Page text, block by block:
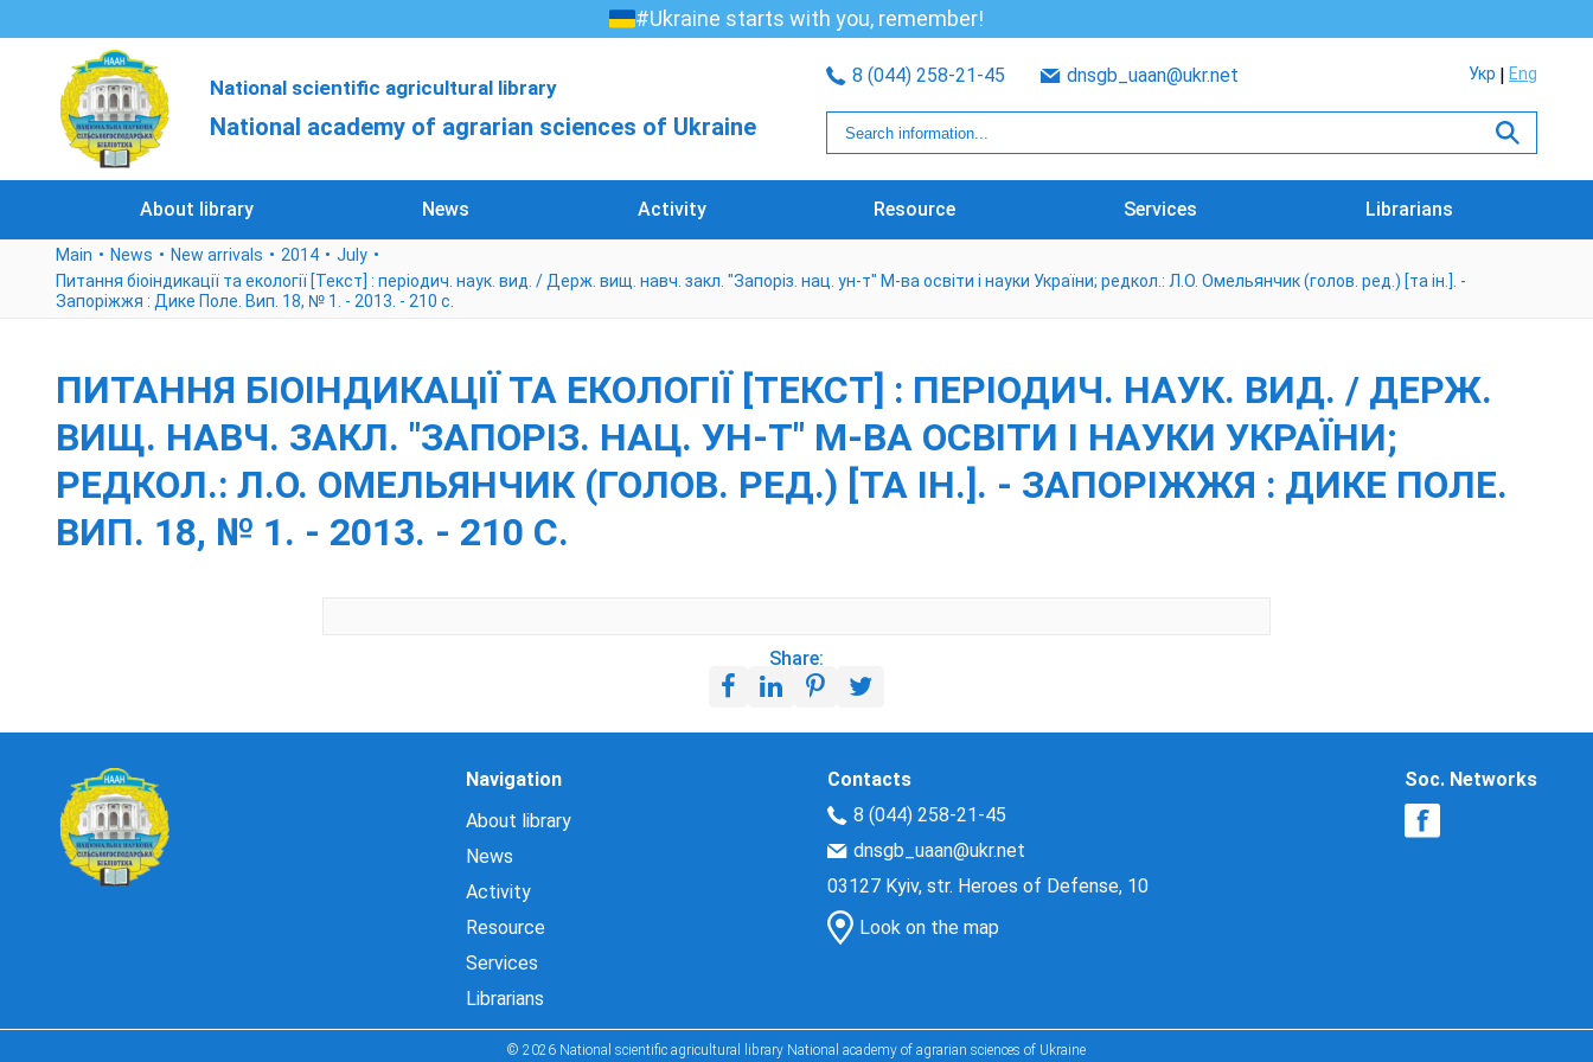
#Ukraine starts with you, remember!
National scientific agricultural library
National academy of agrarian sciences of Ukraine
8 (044) 258-21-45 dnsgb_uaan@ukr.net Укр Eng
About library News Activity Resource Services Librarians
Main News New arrivals 2014
July
Питання біоіндикації та екології [Текст] : періодич. наук. вид. / Держ. вищ. навч. закл. "Запоріз. нац. ун-т" М-ва освіти і науки України; редкол.: Л.О. Омельянчик (голов. ред.) [та ін.]. -
Запоріжжя : Дике Поле. Вип. 18, № 1. - 2013. - 210 с.
ПИТАННЯ БІОІНДИКАЦІЇ ТА ЕКОЛОГІЇ [ТЕКСТ] : ПЕРІОДИЧ. НАУК. ВИД. / ДЕРЖ.
ВИЩ. НАВЧ. ЗАКЛ. "ЗАПОРІЗ. НАЦ. УН-Т" М-ВА ОСВІТИ І НАУКИ УКРАЇНИ;
РЕДКОЛ.: Л.О. ОМЕЛЬЯНЧИК (ГОЛОВ. РЕД.) [ТА ІН.]. - ЗАПОРІЖЖЯ : ДИКЕ ПОЛЕ.
ВИП. 18, № 1. - 2013. - 210 С.
Share:
Navigation
About library
News
Activity
Resource
Services
Librarians
Contacts
8 (044) 258-21-45
dnsgb_uaan@ukr.net
03127 Kyiv, str. Heroes of Defense, 10
Look on the map
Soc. Networks
© 2026 National scientific agricultural library National academy of agrarian sciences of Ukraine